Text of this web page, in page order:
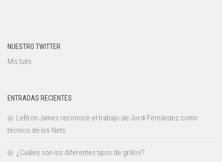
NUESTRO TWITTER
Mis tuits
ENTRADAS RECIENTES
LeBron James reconoce el trabajo de Jordi Fernández como
técnico de los Nets.
¿Cuáles son los diferentes tipos de grillos?